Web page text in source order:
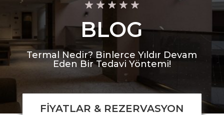
BLOG
Termal Nedir? Binlerce Yıldır Devam
Eden Bir Tedavi Yöntemi!
FİYATLAR & REZERVASYON